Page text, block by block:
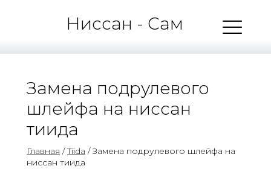
Ниссан - Сам
Замена подрулевого
шлейфа на ниссан
тиида
Главная /Tiida / Замена подрулевого шлейфа на
ниссан тиида